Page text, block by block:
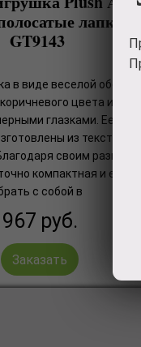
лапки 32
GT9143
в виде веселой
цвета и
глазками. Ее лапки
из
своим
компактная и ее
с собой в
967 руб.
Заказать